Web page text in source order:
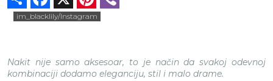
im_blacklily/Instagram
Nakit nije samo aksesoar, to je način da svakoj odevnoj
kombinaciji dodamo eleganciju, stil i malo drame.